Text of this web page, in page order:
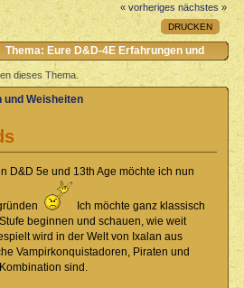
« vorheriges nächstes »
DRUCKEN
Thema: Eure D&D-4E Erfahrungen und
dieses Thema.
und Weisheiten
D&D 5e und 13th Age möchte ich nun
Ich möchte ganz klassisch
beginnen und schauen, wie weit
wird in der Welt von Ixalan aus
Vampirkonquistadoren, Piraten und
sind.